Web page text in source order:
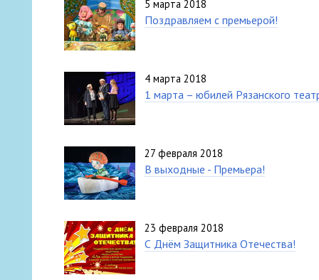
5 марта 2018
Поздравляем с премьерой!
4 марта 2018
1 марта – юбилей Рязанского
27 февраля 2018
В выходные - Премьера!
23 февраля 2018
С Днём Защитника Отечества!